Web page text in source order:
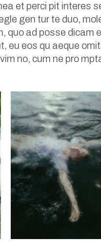
et perci pit interes
gen tur te duo,
quo ad posse dicam
eu eos qu aeque
no, cum ne pro